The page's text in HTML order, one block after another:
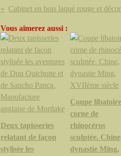
Vous aimerez aussi :
Deux tapisseries
relatant de façon
stylisée les
Coupe
corne de
rhinocéros
sculptée.
dynastie Ming,